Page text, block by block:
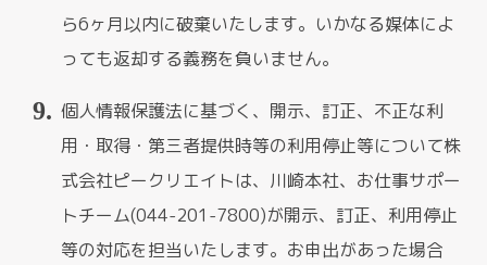
ら6ヶ月以内に破棄いたします。いかなる媒体によ
っても返却する義務を負いません。
個人情報保護法に基づく、開示、訂正、不正な利
用・取得・第三者提供時等の利用停止等について株
式会社ピークリエイトは、川崎本社、お仕事サポー
トチーム(044-201-7800)が開示、訂正、利用停止
等の対応を担当いたします。お申出があった場合